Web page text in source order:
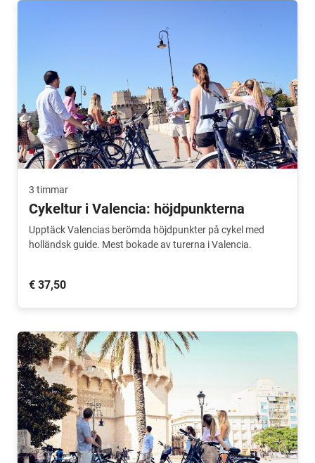
3 timmar
Cykeltur i Valencia: höjdpunkterna
Upptäck Valencias berömda höjdpunkter på cykel med
holländsk guide. Mest bokade av turerna i Valencia.
€ 37,50